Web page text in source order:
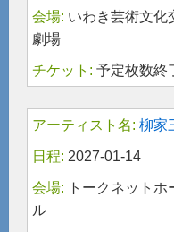
いわき芸術文化
劇場
予定枚数終
柳家
2027-01-14
トークネット
ル